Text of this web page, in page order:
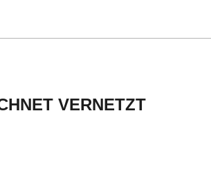
VERNETZT